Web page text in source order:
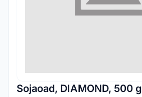
Sojaoad, DIAMOND, 500 g